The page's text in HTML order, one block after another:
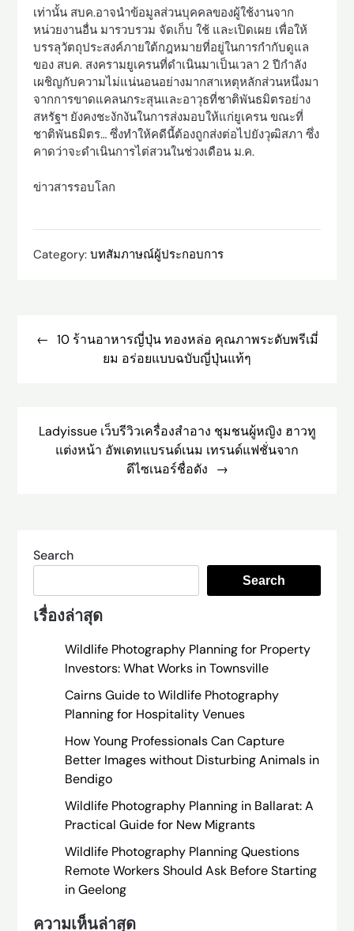
เท่านั้น สบค.อาจนำข้อมูลส่วนบุคคลของผู้ใช้งานจาก
หน่วยงานอื่น มารวบรวม จัดเก็บ ใช้ และเปิดเผย เพื่อให้
บรรลุวัตถุประสงค์ภายใต้กฎหมายที่อยู่ในการกำกับดูแล
ของ สบค. สงครามยูเครนที่ดำเนินมาเป็นเวลา 2 ปีกำลัง
เผชิญกับความไม่แน่นอนอย่างมากสาเหตุหลักส่วนหนึ่งมา
จากการขาดแคลนกระสุนและอาวุธที่ชาติพันธมิตรอย่าง
สหรัฐฯ ยังคงชะงักงันในการส่งมอบให้แก่ยูเครน ขณะที่
ชาติพันธมิตร… ซึ่งทำให้คดีนี้ต้องถูกส่งต่อไปยังวุฒิสภา ซึ่ง
คาดว่าจะดำเนินการไต่สวนในช่วงเดือน ม.ค.
ข่าวสารรอบโลก
Category:บทสัมภาษณ์ผู้ประกอบการ
navigation
10 ร้านอาหารญี่ปุ่น ทองหล่อ คุณภาพระดับพรีเมี่
ยม อร่อยแบบฉบับญี่ปุ่นแท้ๆ
Ladyissue เว็บรีวิวเครื่องสำอาง ชุมชนผู้หญิง ฮาวทู
แต่งหน้า อัพเดทแบรนด์เนม เทรนด์แฟชั่นจาก
ดีไซเนอร์ชื่อดัง
Search
Search
เรื่องล่าสุด
Wildlife Photography Planning for Property
Investors: What Works in Townsville
Cairns Guide to Wildlife Photography
Planning for Hospitality Venues
How Young Professionals Can Capture
Better Images without Disturbing Animals in
Bendigo
Wildlife Photography Planning in Ballarat: A
Practical Guide for New Migrants
Wildlife Photography Planning Questions
Remote Workers Should Ask Before Starting
in Geelong
ความเห็นล่าสุด